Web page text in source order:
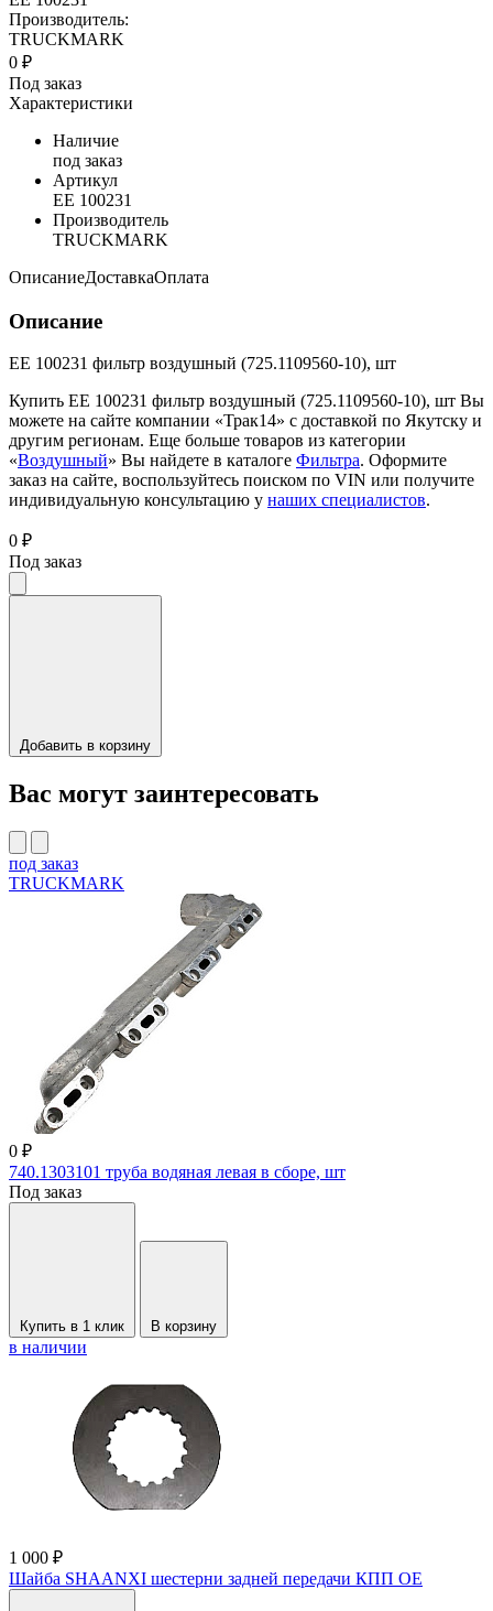
Производитель:
TRUCKMARK
0 ₽
Под заказ
Характеристики
Наличие
под заказ
Артикул
EE 100231
Производитель
TRUCKMARK
ОписаниеДоставкаОплата
Описание
EE 100231 фильтр воздушный (725.1109560-10), шт
Купить EE 100231 фильтр воздушный (725.1109560-10), шт Вы
можете на сайте компании «Трак14» с доставкой по Якутску и
другим регионам. Еще больше товаров из категории
«Воздушный» Вы найдете в каталоге Фильтра. Оформите
заказ на сайте, воспользуйтесь поиском по VIN или получите
индивидуальную консультацию у наших специалистов.
0 ₽
Под заказ
Добавить в корзину
Вас могут заинтересовать
под заказ
TRUCKMARK
0 ₽
740.1303101 труба водяная левая в сборе, шт
Под заказ
Купить в 1 клик В корзину
в наличии
1 000 ₽
Шайба SHAANXI шестерни задней передачи КПП OE